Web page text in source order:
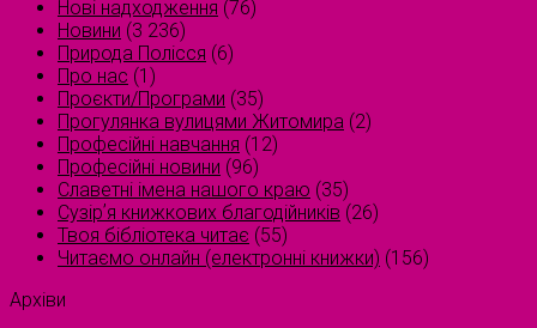
Нові надходження (76)
Новини (3 236)
Природа Полісся (6)
Про нас (1)
Проєкти/Програми (35)
Прогулянка вулицями Житомира (2)
Професійні навчання (12)
Професійні новини (96)
Славетні імена нашого краю (35)
Сузірʼя книжкових благодійників (26)
Твоя бібліотека читає (55)
Читаємо онлайн (електронні книжки) (156)
Архіви